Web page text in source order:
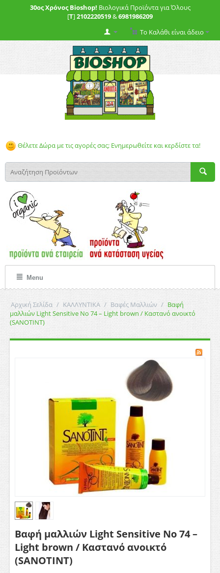
30ος Χρόνος Bioshop! Βιολογικά Προϊόντα για Όλους
[T]2102220519&6981986209
Το Καλάθι είναι άδειο
Θέλετε Δώρα με τις αγορές σας; Ενημερωθείτε και κερδίστε τα!
Menu
Αρχική Σελίδα / ΚΑΛΛΥΝΤΙΚΑ / Βαφές Μαλλιών / Βαφή
μαλλιών Light Sensitive Νο 74 – Light brown / Καστανό ανοικτό
(SANOTINT)
Βαφή μαλλιών Light Sensitive Νο 74 –
Light brown / Καστανό ανοικτό
(SANOTINT)